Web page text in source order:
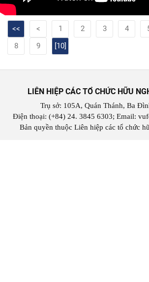
<< < 1 2 3 4
8
9 [10]
LIÊN HIỆP CÁC TỔ CHỨC HỮU
Trụ sở: 105A, Quán Thánh, Ba
Điện thoại: (+84) 24. 3845 6303; Email:
Bản quyền thuộc Liên hiệp các tổ chức